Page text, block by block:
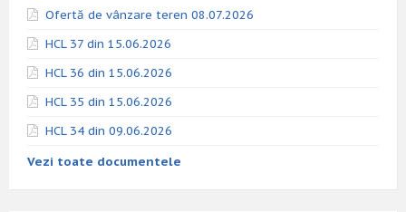
Ofertă de vânzare teren 08.07.2026
HCL 37 din 15.06.2026
HCL 36 din 15.06.2026
HCL 35 din 15.06.2026
HCL 34 din 09.06.2026
Vezi toate documentele